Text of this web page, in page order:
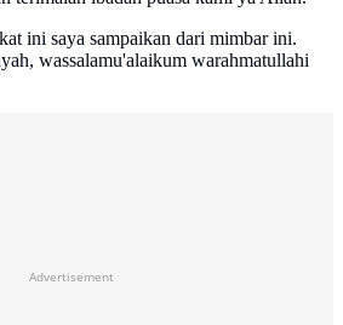
ini saya sampaikan dari mimbar ini.
wassalamu'alaikum warahmatullahi
Advertisement